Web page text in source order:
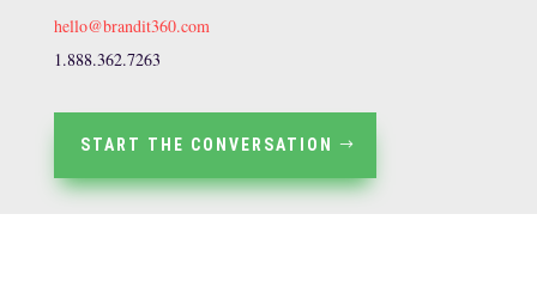
hello@brandit360.com
1.888.362.7263
START THE CONVERSATION